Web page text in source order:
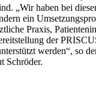
„Wir haben bei
ein
Praxis,
der
werden“, so
Schröder.